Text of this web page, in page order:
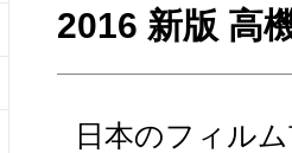
2016 新版 高
日本のフィル